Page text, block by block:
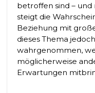
betroffen sind –
steigt die
Beziehung mit
dieses Thema
wahrgenommen,
möglicherweise
Erwartungen